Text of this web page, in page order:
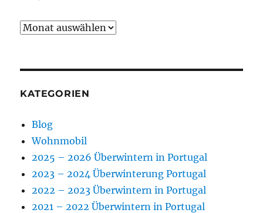
Archiv
KATEGORIEN
Blog
Wohnmobil
2025 – 2026 Überwintern in Portugal
2023 – 2024 Überwinterung Portugal
2022 – 2023 Überwintern in Portugal
2021 – 2022 Überwintern in Portugal